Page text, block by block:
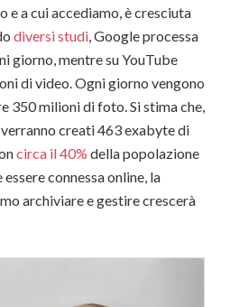
e a cui accediamo, è cresciuta
diversi studi , Google processa
giorno, mentre su YouTube
di video. Ogni giorno vengono
350 milioni di foto. Si stima che,
creati 463 exabyte di
circa il 40% della popolazione
connessa online, la
archiviare e gestire crescerà